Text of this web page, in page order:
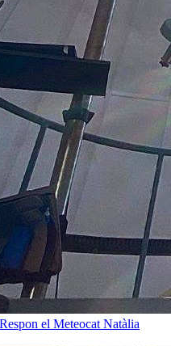
el Meteocat Natàlia